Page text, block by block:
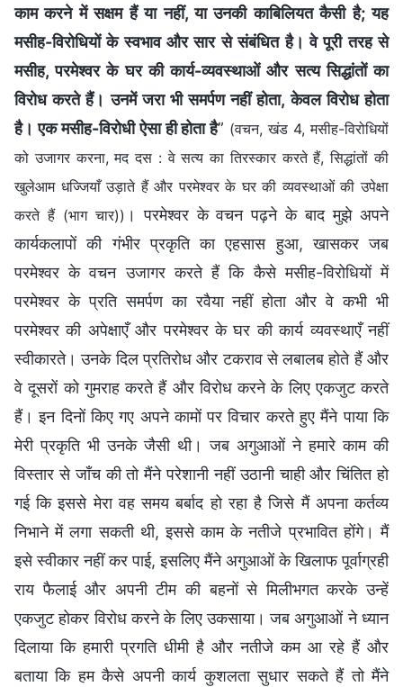
काम करने में सक्षम हैं या नहीं, या उनकी काबिलियत कैसी है; यह
मसीह-विरोधियों के स्वभाव और सार से संबंधित है। वे पूरी तरह से
मसीह, परमेश्वर के घर की कार्य-व्यवस्थाओं और सत्य सिद्धांतों का
विरोध करते हैं। उनमें जरा भी समर्पण नहीं होता, केवल विरोध होता
है। एक मसीह-विरोधी ऐसा ही होता है” (वचन, खंड 4, मसीह-विरोधियों
को उजागर करना, मद दस : वे सत्य का तिरस्कार करते हैं, सिद्धांतों की
खुलेआम धज्जियाँ उड़ाते हैं और परमेश्वर के घर की व्यवस्थाओं की उपेक्षा
करते हैं (भाग चार)) । परमेश्वर के वचन पढ़ने के बाद मुझे अपने
कार्यकलापों की गंभीर प्रकृति का एहसास हुआ, खासकर जब
परमेश्वर के वचन उजागर करते हैं कि कैसे मसीह-विरोधियों में
परमेश्वर के प्रति समर्पण का रवैया नहीं होता और वे कभी भी
परमेश्वर की अपेक्षाएँ और परमेश्वर के घर की कार्य व्यवस्थाएँ नहीं
स्वीकारते। उनके दिल प्रतिरोध और टकराव से लबालब होते हैं और
वे दूसरों को गुमराह करते हैं और विरोध करने के लिए एकजुट करते
हैं। इन दिनों किए गए अपने कामों पर विचार करते हुए मैंने पाया कि
मेरी प्रकृति भी उनके जैसी थी। जब अगुआओं ने हमारे काम की
विस्तार से जाँच की तो मैंने परेशानी नहीं उठानी चाही और चिंतित हो
गई कि इससे मेरा वह समय बर्बाद हो रहा है जिसे मैं अपना कर्तव्य
निभाने में लगा सकती थी, इससे काम के नतीजे प्रभावित होंगे। मैं
इसे स्वीकार नहीं कर पाई, इसलिए मैंने अगुआओं के खिलाफ पूर्वाग्रही
राय फैलाई और अपनी टीम की बहनों से मिलीभगत करके उन्हें
एकजुट होकर विरोध करने के लिए उकसाया। जब अगुआओं ने ध्यान
दिलाया कि हमारी प्रगति धीमी है और नतीजे कम आ रहे हैं और
बताया कि हम कैसे अपनी कार्य कुशलता सुधार सकते हैं तो मैंने